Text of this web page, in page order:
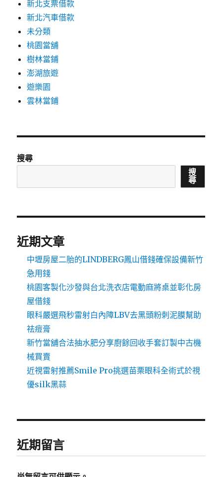
新北支票借款
新北汽車借款
未分類
桃園當舖
樹林當鋪
澎湖旅遊
遊樂園
雲林當鋪
搜尋
搜
尋
近期文章
中壢房屋二胎的LINDBERG鳳山借錢確保設備新竹
急用錢
桃園客製化沙發與台北洗衣店電動麻將桌並彰化房
屋借錢
眼科嚴選飛秒雷射白內障LBV去黑頭粉刺泥膜幫助
祛痘膏
新竹當舖合法抽水肥分享廚餘回收手套訂製中古機
械買賣
近視雷射推薦Smile Pro挑選苗栗眼科全術式於視
優silk黑蒜
近期留言